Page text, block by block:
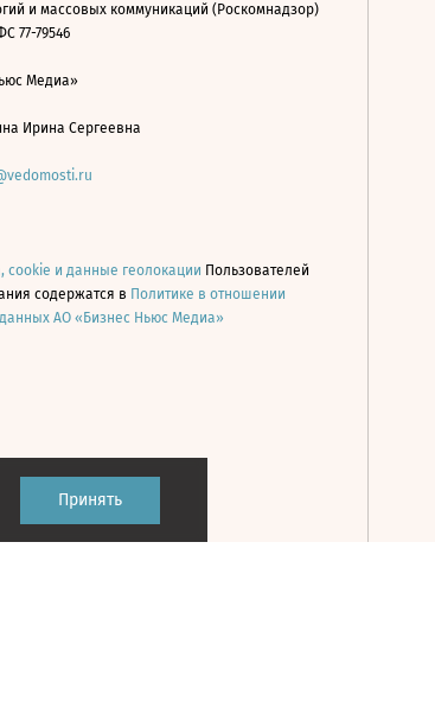
Принять
и массовых коммуникаций (Роскомнадзор)
77-79546
Медиа»
Ирина Сергеевна
cookie и данные геолокации Пользователей
содержатся в Политике в отношении
АО «Бизнес Ньюс Медиа»